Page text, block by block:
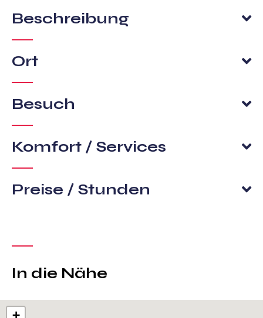
Beschreibung
Ort
Besuch
Komfort / Services
Preise / Stunden
In die Nähe